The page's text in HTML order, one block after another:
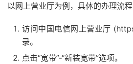
以网上营业厅为例，具体的办理流程
访问中国电信网上营业厅
录。
点击“宽带”-“新装宽带”选项。